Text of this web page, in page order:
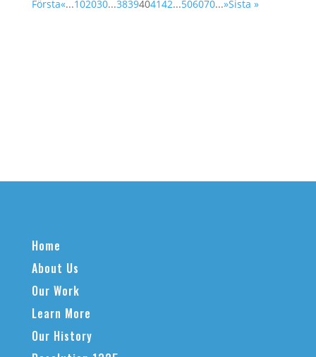
Första«...102030...3839404142...506070...»Sista »
Home
About Us
Our Work
Learn More
Our History